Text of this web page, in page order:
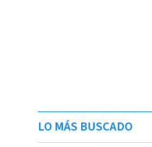
LO MÁS BUSCADO